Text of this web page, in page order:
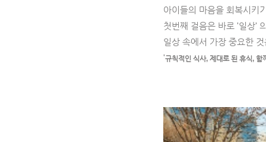
아이들의 마음을 회복시키
첫번째 걸음은 바로 '일상'
일상 속에서 가장 중요한 것
'규칙적인 식사, 제대로 된 휴식, 함